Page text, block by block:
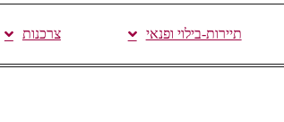
תיירות-בילוי ופנאי צרכנות